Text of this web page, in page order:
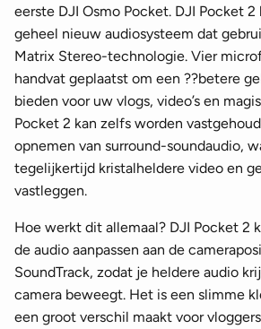
eerste DJI Osmo Pocket. DJI Pocket
geheel nieuw audiosysteem dat
Matrix Stereo-technologie. Vier
handvat geplaatst om een ??betere
bieden voor uw vlogs, video’s en
Pocket 2 kan zelfs worden
opnemen van surround-soundaudio,
tegelijkertijd kristalheldere video en
vastleggen.
Hoe werkt dit allemaal? DJI Pocket 2
de audio aanpassen aan de
SoundTrack, zodat je heldere audio
camera beweegt. Het is een slimme
een groot verschil maakt voor